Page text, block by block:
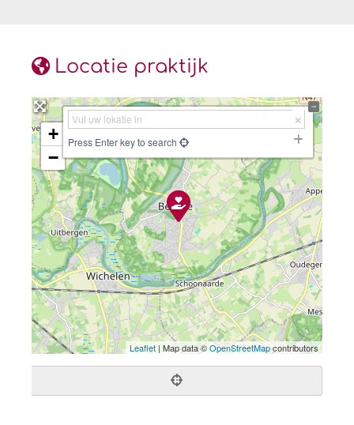
Locatie praktijk
+
−
Press Enter key to search
Leaflet | Map data ©OpenStreetMapcontributors